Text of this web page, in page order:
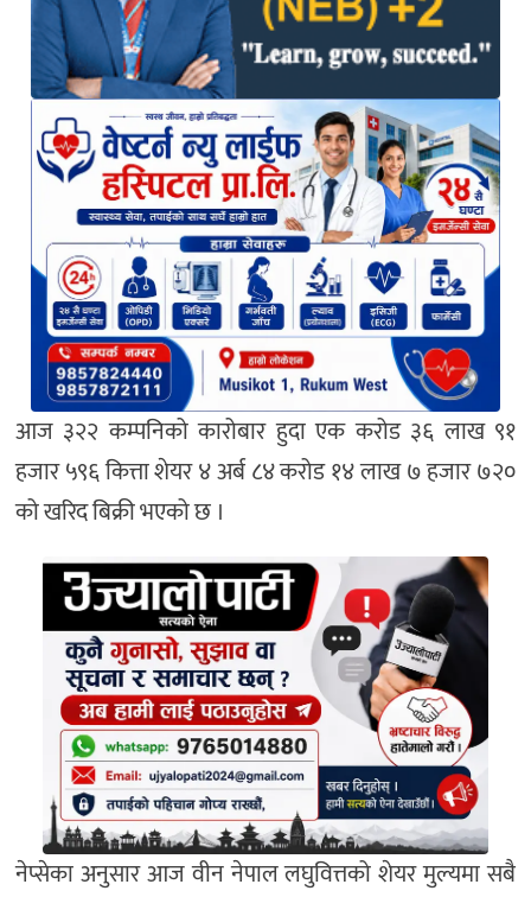
आज ३२२ कम्पनिको कारोबार हुदा एक करोड ३६ लाख ९१
हजार ५९६ कित्ता शेयर ४ अर्ब ८४ करोड १४ लाख ७ हजार ७२०
को खरिद बिक्री भएको छ ।
नेप्सेका अनुसार आज वीन नेपाल लघुवित्तको शेयर मुल्यमा सबै